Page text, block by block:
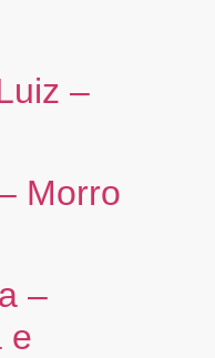
–
Morro
–
e